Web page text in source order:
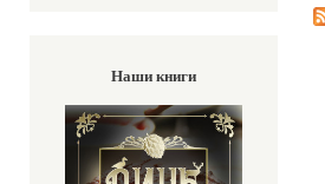
Наши книги